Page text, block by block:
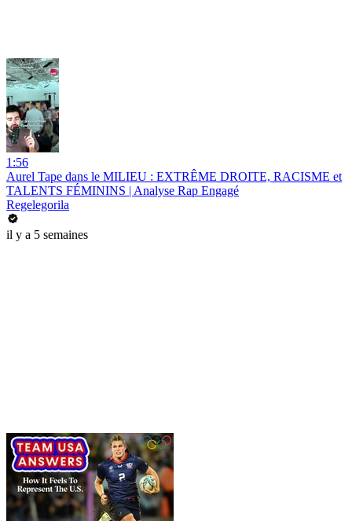
1:56
Aurel Tape dans le MILIEU : EXTRÊME DROITE, RACISME et
TALENTS FÉMININS | Analyse Rap Engagé
Regelegorila
il y a 5 semaines